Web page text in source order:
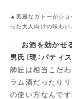
▲美麗なガトーがショ
った大人向けの味わい。
──お酒を効かせ
男氏（現：パティ
師匠は相当こだ
ラム酒だったり
の使い方なんで